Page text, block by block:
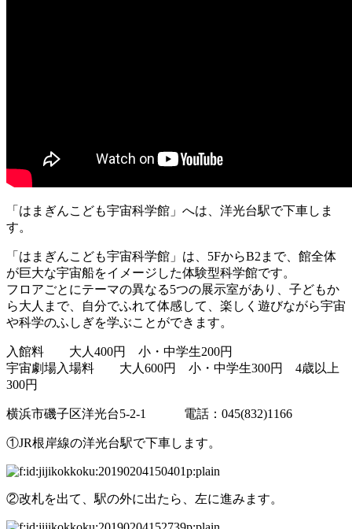
「はまぎんこども宇宙科学館」へは、洋光台駅で下車しま
す。
「はまぎんこども宇宙科学館」は、5FからB2まで、館全体
が巨大な宇宙船をイメージした体験型科学館です。
フロアごとにテーマの異なる5つの展示室があり、子どもか
ら大人まで、自分でふれて体感して、楽しく遊びながら宇宙
や科学のふしぎを学ぶことができます。
入館料 大人400円 小・中学生200円
宇宙劇場入場料 大人600円 小・中学生300円 4歳以上
300円
横浜市磯子区洋光台5-2-1 電話：045(832)1166
①JR根岸線の洋光台駅で下車します。
②改札を出て、駅の外に出たら、左に進みます。